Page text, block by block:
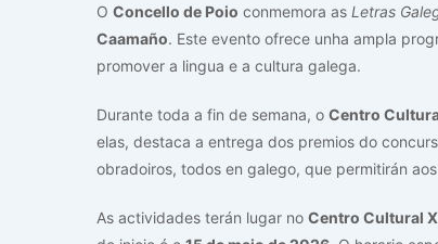
O Concello de Poio conmemora as Letras
Caamaño. Este evento ofrece unha ampla
promover a lingua e a cultura galega.
Durante toda a fin de semana, o Centro
elas, destaca a entrega dos premios do
obradoiros, todos en galego, que permitirán
As actividades terán lugar no Centro Cultural